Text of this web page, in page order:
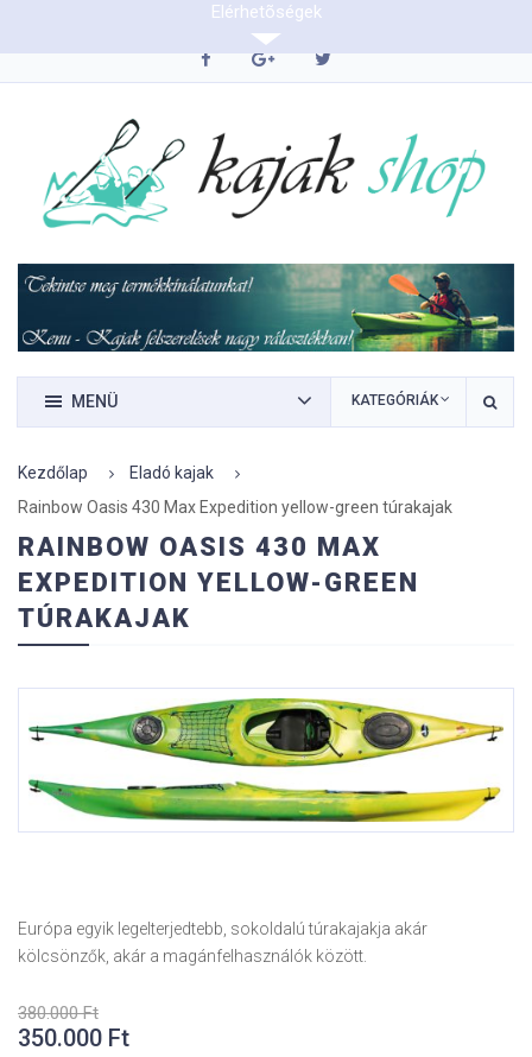
0620/9423290
MENÜ KATEGÓRIÁK
Kezdőlap
Eladó kajak
Rainbow Oasis 430 Max Expedition yellow-green túrakajak
RAINBOW OASIS 430 MAX
EXPEDITION YELLOW-GREEN
TÚRAKAJAK
Európa egyik legelterjedtebb, sokoldalú túrakajakja akár
kölcsönzők, akár a magánfelhasználók között.
380.000Ft
Eredeti
350.000 Ft
Elérhetõségek